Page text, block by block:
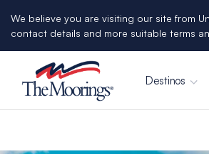
We believe you are visiting our site from
contact details and more suitable terms
Destinos